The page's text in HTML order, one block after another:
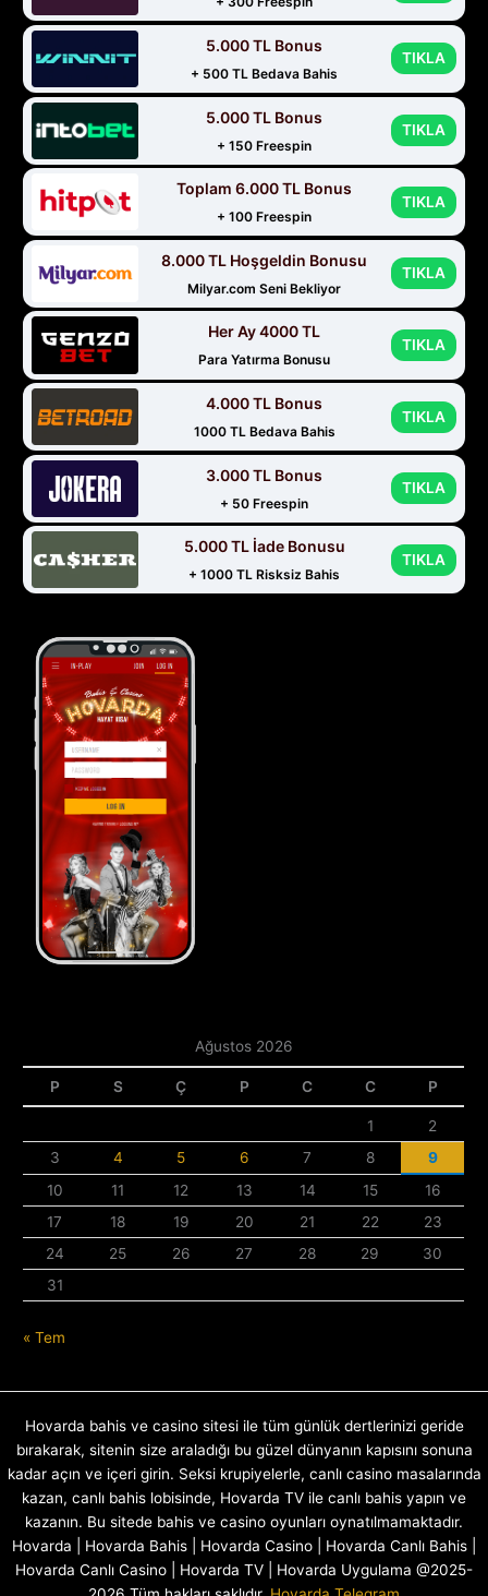
5.000 TL Bonus
+ 500 TL Bedava Bahis
TIKLA
5.000 TL Bonus
+ 150 Freespin
TIKLA
Toplam 6.000 TL Bonus
+ 100 Freespin
TIKLA
8.000 TL Hoşgeldin Bonusu
Milyar.com Seni Bekliyor
TIKLA
Her Ay 4000 TL
Para Yatırma Bonusu
TIKLA
4.000 TL Bonus
1000 TL Bedava Bahis
TIKLA
3.000 TL Bonus
+ 50 Freespin
TIKLA
5.000 TL İade Bonusu
+ 1000 TL Risksiz Bahis
TIKLA
Ağustos 2026
P S Ç P C C P
1
2
3
4 5 6 7 8
9
10
11 12 13 14 15
16
17
18 19 20 21 22
23
24
25 26 27 28 29
30
31
« Tem
Hovarda bahis ve casino sitesi ile tüm günlük dertlerinizi geride
bırakarak, sitenin size araladığı bu güzel dünyanın kapısını sonuna
kadar açın ve içeri girin. Seksi krupiyelerle, canlı casino masalarında
kazan, canlı bahis lobisinde, Hovarda TV ile canlı bahis yapın ve
kazanın. Bu sitede bahis ve casino oyunları oynatılmamaktadır.
Hovarda | Hovarda Bahis | Hovarda Casino | Hovarda Canlı Bahis |
Hovarda Canlı Casino | Hovarda TV | Hovarda Uygulama @2025-